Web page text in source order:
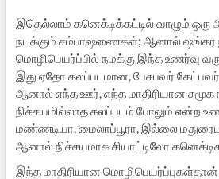
இதெல்லாம் கனெக்டிக்கட்டில் வாழும் ஒரு
நடக்கும் சம்பாஷணைகள்; ஆனால் ஷங்கர
மொழிபெயர்ப்பில் நமக்கு இந்த உணர்வு
இது ஏதோ கலப்படமான, பேசுபவர்
ஆனால் எந்த ஊர், எந்த மாதிரியான
நிச்சயமில்லாத கலப்படம் போலும் என்ற
மண்ணடியா, மைலாப்பூரா, இல்லை மதுரையா
ஆனால் நிச்சயமாக சியாட்டிலோ
இந்த மாதிரியான மொழிபெயர்ப்புகள்தான்